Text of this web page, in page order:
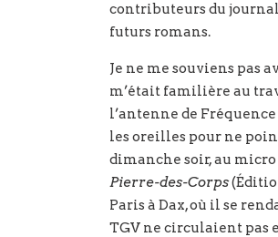
contributeurs du
futurs romans.
Je ne me souviens pas
m’était familière au
l’antenne de
les oreilles pour ne
dimanche soir, au
Pierre-des-Corps
Paris à Dax, où il se
TGV ne circulaient pas